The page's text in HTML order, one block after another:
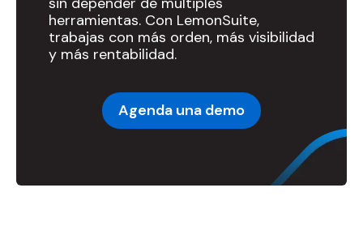
herramientas. Con LemonSuite,
trabajas con más orden, más visibilidad
y más rentabilidad.
Agenda una demo